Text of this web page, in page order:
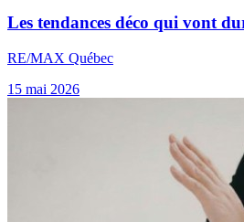
Les tendances déco qui vont
RE/MAX Québec
15 mai 2026